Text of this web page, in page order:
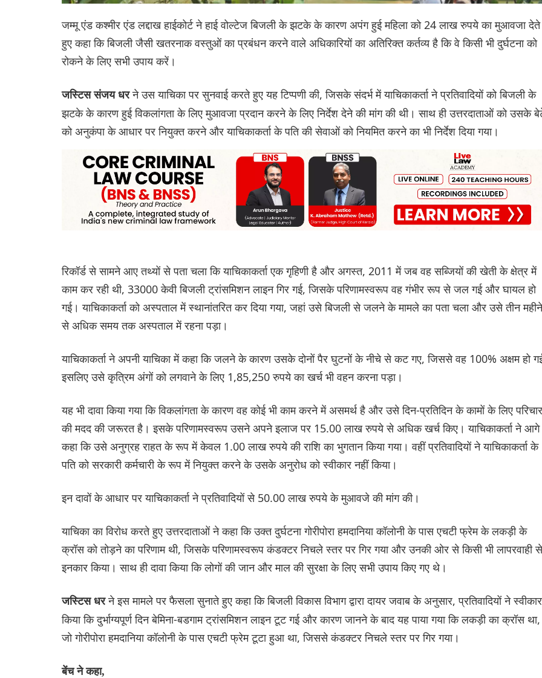
जम्मू एंड कश्मीर एंड लद्दाख हाईकोर्ट ने हाई वोल्टेज बिजली के झटके के कारण अपंग हुई महिला को 24 लाख रुपये का मुआवजा देते
हुए कहा कि बिजली जैसी खतरनाक वस्तुओं का प्रबंधन करने वाले अधिकारियों का अतिरिक्त कर्तव्य है कि वे किसी भी दुर्घटना को
रोकने के लिए सभी उपाय करें।
जस्टिस संजय धरने उस याचिका पर सुनवाई करते हुए यह टिप्पणी की, जिसके संदर्भ में याचिकाकर्ता ने प्रतिवादियों को बिजली के
झटके के कारण हुई विकलांगता के लिए मुआवजा प्रदान करने के लिए निर्देश देने की मांग की थी। साथ ही उत्तरदाताओं को उसके
को अनुकंपा के आधार पर नियुक्त करने और याचिकाकर्ता के पति की सेवाओं को नियमित करने का भी निर्देश दिया गया।
रिकॉर्ड से सामने आए तथ्यों से पता चला कि याचिकाकर्ता एक गृहिणी है और अगस्त, 2011 में जब वह सब्जियों की खेती के क्षेत्र में
काम कर रही थी, 33000 केवी बिजली ट्रांसमिशन लाइन गिर गई, जिसके परिणामस्वरूप वह गंभीर रूप से जल गई और घायल हो
गई। याचिकाकर्ता को अस्पताल में स्थानांतरित कर दिया गया, जहां उसे बिजली से जलने के मामले का पता चला और उसे तीन महीने
से अधिक समय तक अस्पताल में रहना पड़ा।
याचिकाकर्ता ने अपनी याचिका में कहा कि जलने के कारण उसके दोनों पैर घुटनों के नीचे से कट गए, जिससे वह 100% अक्षम हो
इसलिए उसे कृत्रिम अंगों को लगवाने के लिए 1,85,250 रुपये का खर्च भी वहन करना पड़ा।
यह भी दावा किया गया कि विकलांगता के कारण वह कोई भी काम करने में असमर्थ है और उसे दिन-प्रतिदिन के कामों के लिए
की मदद की जरूरत है। इसके परिणामस्वरूप उसने अपने इलाज पर 15.00 लाख रुपये से अधिक खर्च किए। याचिकाकर्ता ने आगे
कहा कि उसे अनुग्रह राहत के रूप में केवल 1.00 लाख रुपये की राशि का भुगतान किया गया। वहीं प्रतिवादियों ने याचिकाकर्ता के
पति को सरकारी कर्मचारी के रूप में नियुक्त करने के उसके अनुरोध को स्वीकार नहीं किया।
इन दावों के आधार पर याचिकाकर्ता ने प्रतिवादियों से 50.00 लाख रुपये के मुआवजे की मांग की।
याचिका का विरोध करते हुए उत्तरदाताओं ने कहा कि उक्त दुर्घटना गोरीपोरा हमदानिया कॉलोनी के पास एचटी फ्रेम के लकड़ी के
क्रॉस को तोड़ने का परिणाम थी, जिसके परिणामस्वरूप कंडक्टर निचले स्तर पर गिर गया और उनकी ओर से किसी भी लापरवाही से
इनकार किया। साथ ही दावा किया कि लोगों की जान और माल की सुरक्षा के लिए सभी उपाय किए गए थे।
जस्टिस धरने इस मामले पर फैसला सुनाते हुए कहा कि बिजली विकास विभाग द्वारा दायर जवाब के अनुसार, प्रतिवादियों ने स्वीकार
किया कि दुर्भाग्यपूर्ण दिन बेमिना-बडगाम ट्रांसमिशन लाइन टूट गई और कारण जानने के बाद यह पाया गया कि लकड़ी का क्रॉस था,
जो गोरीपोरा हमदानिया कॉलोनी के पास एचटी फ्रेम टूटा हुआ था, जिससे कंडक्टर निचले स्तर पर गिर गया।
बेंच ने कहा,